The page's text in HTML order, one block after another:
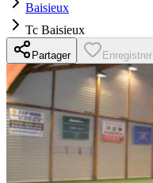
Baisieux
Tc Baisieux
Partager Enregistrer